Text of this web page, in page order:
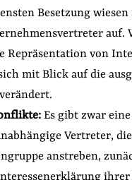
Besetzung
auf.
Repräsentation von
mit Blick auf die
Es gibt zwar eine
Vertreter,
anstreben,
ihrer